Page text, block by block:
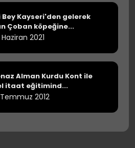
Bey Kayseri'den gelerek
Çoban köpeğine...
2021
Alman Kurdu Kont ile
itaat eğitimind...
2012